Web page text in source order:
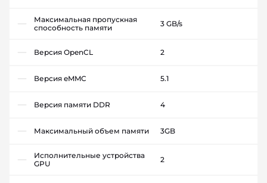
Максимальная пропускная
способность памяти
3 GB/s
Версия OpenCL 2
Версия eMMC 5.1
Версия памяти DDR 4
Максимальный объем памяти 3GB
Исполнительные устройства
GPU
2